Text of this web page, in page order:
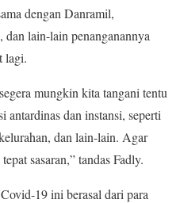
dengan Danramil,
lain-lain penanganannya
lagi.
mungkin kita tangani tentu
antardinas dan instansi, seperti
dan lain-lain. Agar
sasaran,” tandas Fadly.
19 ini berasal dari para